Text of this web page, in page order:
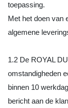
toepassing.
Met het doen van
algemene
1.2 De ROYAL
omstandigheden
binnen 10
bericht aan de